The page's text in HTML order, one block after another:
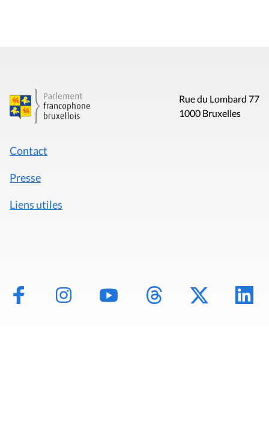
Rue du Lombard 77
1000 Bruxelles
Contact
Presse
Liens utiles